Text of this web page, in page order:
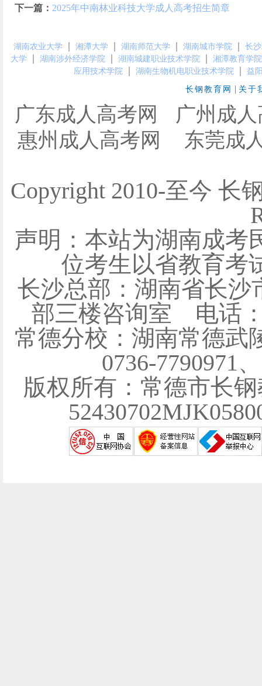
下一篇： 2025年中南林业科技大学成人高考招生简章
湖南农业大学 湘潭大学 湖南师范大学 湖南城市学院
长
大学
湖南涉外经济学院 湖南城建职业技术学院
湘潭教育学院
应用技术学院
湖南生物机电职业技术学院 益
长钢教育网 | 关于
广东成人高考网
广州成
惠州成人高考网
东莞成
Copyright 2010-至今 长
声明：本站为湖南成考
位考生以省教育考
长沙总部：湖南省长沙
部三楼咨询室 电话：
常德分校：湖南常德
0736-7790971
版权所有：常德市长